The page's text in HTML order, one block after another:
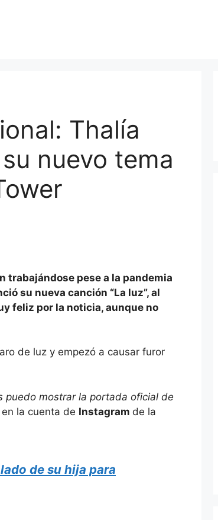
Thalía
nuevo tema
trabajándose pese a la pandemia
su nueva canción “La luz”, al
feliz por la noticia, aunque no
de luz y empezó a causar furor
puedo mostrar la portada oficial de
la cuenta de Instagram de la
de su hija para